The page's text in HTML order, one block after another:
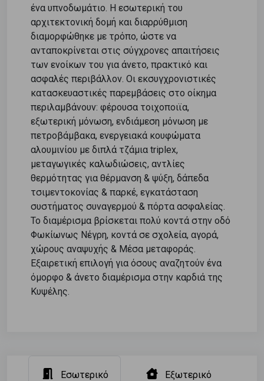
ένα υπνοδωμάτιο. Η εσωτερική του
αρχιτεκτονική δομή και διαρρύθμιση
διαμορφώθηκε με τρόπο, ώστε να
ανταποκρίνεται στις σύγχρονες απαιτήσεις
των ενοίκων του για άνετο, πρακτικό και
ασφαλές περιβάλλον. Οι εκσυγχρονιστικές
κατασκευαστικές παρεμβάσεις στο οίκημα
περιλαμβάνουν: φέρουσα τοιχοποιϊα,
εξωτερική μόνωση, ενδιάμεση μόνωση με
πετροβάμβακα, ενεργειακά κουφώματα
αλουμινίου με διπλά τζάμια triplex,
μεταγωγικές καλωδιώσεις, αντλίες
θερμότητας για θέρμανση & ψύξη, δάπεδα
τσιμεντοκονίας & παρκέ, εγκατάσταση
συστήματος συναγερμού & πόρτα ασφαλείας.
Το διαμέρισμα βρίσκεται πολύ κοντά στην οδό
Φωκίωνως Νέγρη, κοντά σε σχολεία, αγορά,
χώρους αναψυχής & Μέσα μεταφοράς.
Εξαιρετική επιλογή για όσους αναζητούν ένα
όμορφο & άνετο διαμέρισμα στην καρδιά της
Κυψέλης.
Εσωτερικό Εξωτερικό